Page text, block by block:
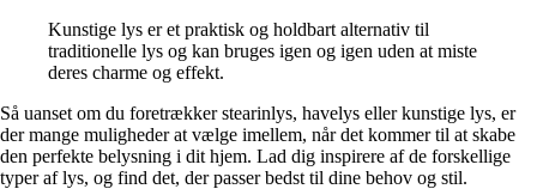
Kunstige lys er et praktisk og holdbart alternativ til
traditionelle lys og kan bruges igen og igen uden at miste
deres charme og effekt.
Så uanset om du foretrækker stearinlys, havelys eller kunstige lys, er
der mange muligheder at vælge imellem, når det kommer til at skabe
den perfekte belysning i dit hjem. Lad dig inspirere af de forskellige
typer af lys, og find det, der passer bedst til dine behov og stil.